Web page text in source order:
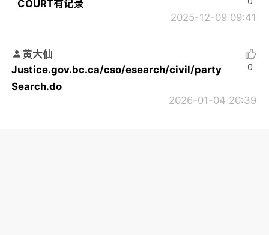
COURT有记录
2025-12-09 09:41
黄大仙
Justice.gov.bc.ca/cso/esearch/civil/party
Search.do
2026-01-04 20:39
0